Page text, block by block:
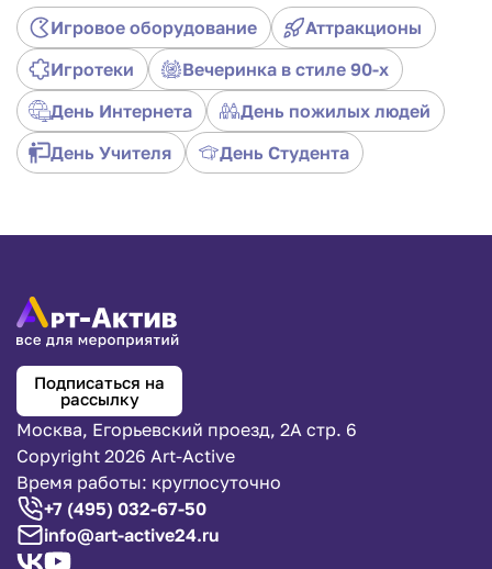
для ребенка на любое мероприятие или праздник.
Взяв тетрис в прокат, Вы подарите детям
разнообразие двухмерных игр того времени,
которые захватят дух у любого ребенка.
Арендовать Тетрис из девяностых на праздник.
Игровое оборудование
Аттракционы
Игротеки
Вечеринка в стиле 90-х
День Интернета
День пожилых людей
День Учителя
День Студента
Подписаться на
рассылку
Москва, Егорьевский проезд, 2А стр. 6
Copyright 2026 Art-Active
Время работы: круглосуточно
+7 (495) 032-67-50
info@art-active24.ru